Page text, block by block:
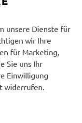
mit
mit
mit
unsere Dienste für
wir Ihre
für Marketing,
Sie uns Ihr
Einwilligung
widerrufen.